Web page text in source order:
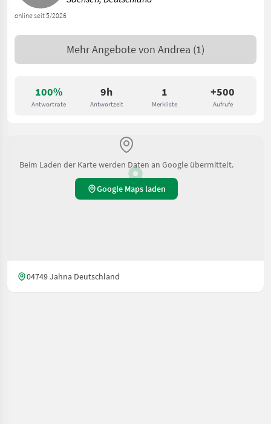
100%
Antwortrate
9h
Antwortzeit
1
Merkliste
+500
Aufrufe
online seit 5/2026
Mehr Angebote von Andrea (1)
Beim Laden der Karte werden Daten an Google übermittelt.
Google Maps laden
04749 Jahna Deutschland